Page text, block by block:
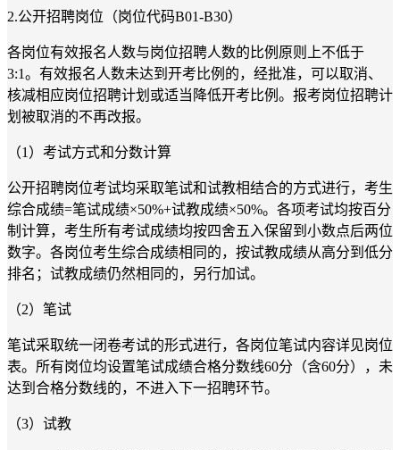
2.公开招聘岗位（岗位代码B01-B30）
各岗位有效报名人数与岗位招聘人数的比例原则上不低于
3:1。有效报名人数未达到开考比例的，经批准，可以取消、
核减相应岗位招聘计划或适当降低开考比例。报考岗位招聘计
划被取消的不再改报。
（1）考试方式和分数计算
公开招聘岗位考试均采取笔试和试教相结合的方式进行，考生
综合成绩=笔试成绩×50%+试教成绩×50%。各项考试均按百分
制计算，考生所有考试成绩均按四舍五入保留到小数点后两位
数字。各岗位考生综合成绩相同的，按试教成绩从高分到低分
排名；试教成绩仍然相同的，另行加试。
（2）笔试
笔试采取统一闭卷考试的形式进行，各岗位笔试内容详见岗位
表。所有岗位均设置笔试成绩合格分数线60分（含60分），未
达到合格分数线的，不进入下一招聘环节。
（3）试教